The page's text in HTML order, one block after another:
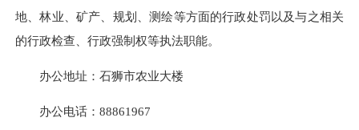
地、林业、矿产、规划、测绘等方面的行政处罚以及与之相关
的行政检查、行政强制权等执法职能。
办公地址：石狮市农业大楼
办公电话： 88861967